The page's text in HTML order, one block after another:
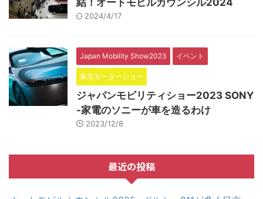
2024/4/17
Japan Mobility Show2023 イベント
東京モーターショー
ジャパンモビリティショー2023 SONY
-家電のソニーが車を造るわけ
2023/12/8
最近の投稿